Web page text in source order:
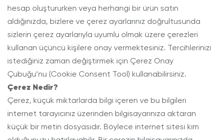
hesap oluştururken veya herhangi bir ürün satın
aldığınızda, bizlere ve çerez ayarlarınız doğrultusunda
sizlerin çerez ayarlarıyla uyumlu olmak üzere çerezleri
kullanan üçüncü kişilere onay vermektesiniz. Tercihlerinizi
istediğiniz zaman değiştirmek için Çerez Onay
Çubuğu’nu (Cookie Consent Tool) kullanabilirsiniz.
Çerez Nedir?
Çerez, küçük miktarlarda bilgi içeren ve bu bilgileri
internet tarayıcınız üzerinden bilgisayarınıza aktaran
küçük bir metin dosyasıdır. Böylece internet sitesi kim